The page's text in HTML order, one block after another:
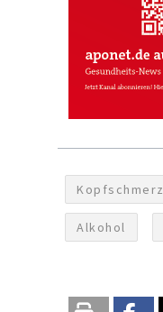
Kopfschmerz
Alkohol